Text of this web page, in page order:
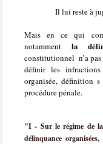
Il lui reste à
Mais en ce qui
notamment la
constitutionnel n’a
définir les
organisée, définition
procédure pénale.
"I - Sur le régime de
délinquance